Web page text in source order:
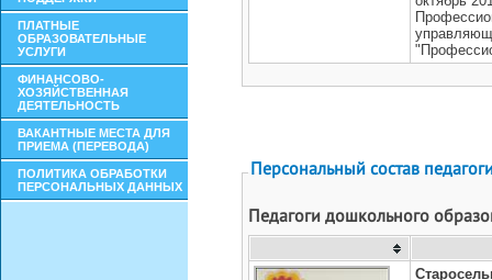
ПЛАТНЫЕ
ОБРАЗОВАТЕЛЬНЫЕ
УСЛУГИ
ФИНАНСОВО-
ХОЗЯЙСТВЕННАЯ
ДЕЯТЕЛЬНОСТЬ
ВАКАНТНЫЕ МЕСТА ДЛЯ
ПРИЕМА (ПЕРЕВОДА)
ПОЛИТИКА ОБРАБОТКИ
ПЕРСОНАЛЬНЫХ ДАННЫХ